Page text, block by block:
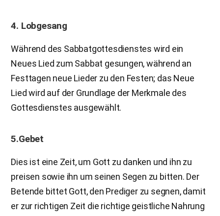
4. Lobgesang
Während des Sabbatgottesdienstes wird ein
Neues Lied zum Sabbat gesungen, während an
Festtagen neue Lieder zu den Festen; das Neue
Lied wird auf der Grundlage der Merkmale des
Gottesdienstes ausgewählt.
5.Gebet
Dies ist eine Zeit, um Gott zu danken und ihn zu
preisen sowie ihn um seinen Segen zu bitten. Der
Betende bittet Gott, den Prediger zu segnen, damit
er zur richtigen Zeit die richtige geistliche Nahrung